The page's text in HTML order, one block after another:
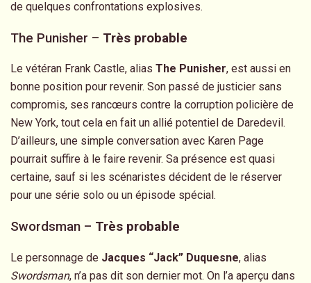
de quelques confrontations explosives.
The Punisher – Très probable
Le vétéran Frank Castle, alias The Punisher, est aussi en
bonne position pour revenir. Son passé de justicier sans
compromis, ses rancœurs contre la corruption policière de
New York, tout cela en fait un allié potentiel de Daredevil.
D’ailleurs, une simple conversation avec Karen Page
pourrait suffire à le faire revenir. Sa présence est quasi
certaine, sauf si les scénaristes décident de le réserver
pour une série solo ou un épisode spécial.
Swordsman – Très probable
Le personnage de Jacques “Jack” Duquesne, alias
Swordsman, n’a pas dit son dernier mot. On l’a aperçu dans